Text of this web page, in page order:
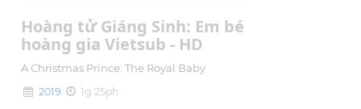
Hoàng tử Giáng Sinh: Em bé
hoàng gia Vietsub - HD
A Christmas Prince: The Royal Baby
2019
1g 25ph